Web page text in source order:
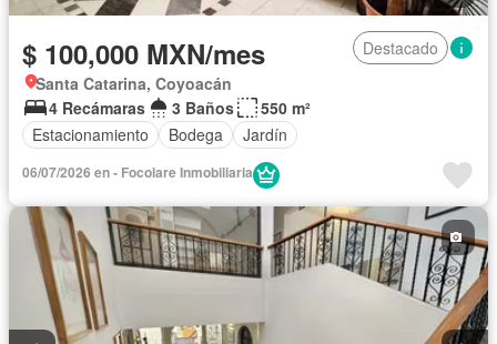
$ 100,000 MXN/mes
Destacado
Santa Catarina, Coyoacán
4 Recámaras
3 Baños
550 m²
Estacionamiento
Bodega Jardín
06/07/2026 en - Focolare Inmobiliaria